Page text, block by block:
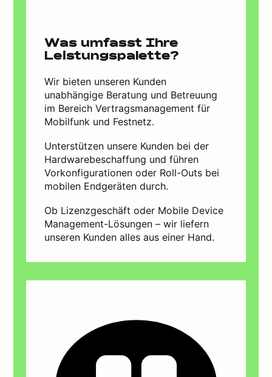
Was umfasst Ihre
Leistungspalette?
Wir bieten unseren Kunden
unabhängige Beratung und Betreuung
im Bereich Vertragsmanagement für
Mobilfunk und Festnetz.
Unterstützen unsere Kunden bei der
Hardwarebeschaffung und führen
Vorkonfigurationen oder Roll-Outs bei
mobilen Endgeräten durch.
Ob Lizenzgeschäft oder Mobile Device
Management-Lösungen – wir liefern
unseren Kunden alles aus einer Hand.